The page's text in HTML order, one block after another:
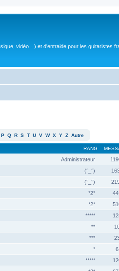
vidéo…) et d'entraide pour les guitaristes
P Q R S T U V W X Y Z Autre
RANG
Administrateur
(°_°)
(°_°)
*2*
*2*
*****
**
***
*
6
*****